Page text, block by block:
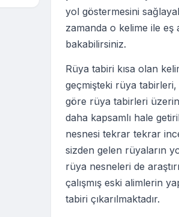
yol göstermesini
zamanda o kelime ile eş
bakabilirsiniz.
Rüya tabiri kısa olan
geçmişteki rüya
göre rüya tabirleri
daha kapsamlı hale
nesnesi tekrar tekrar
sizden gelen rüyaların
rüya nesneleri de
çalışmış eski alimlerin
tabiri çıkarılmaktadır.